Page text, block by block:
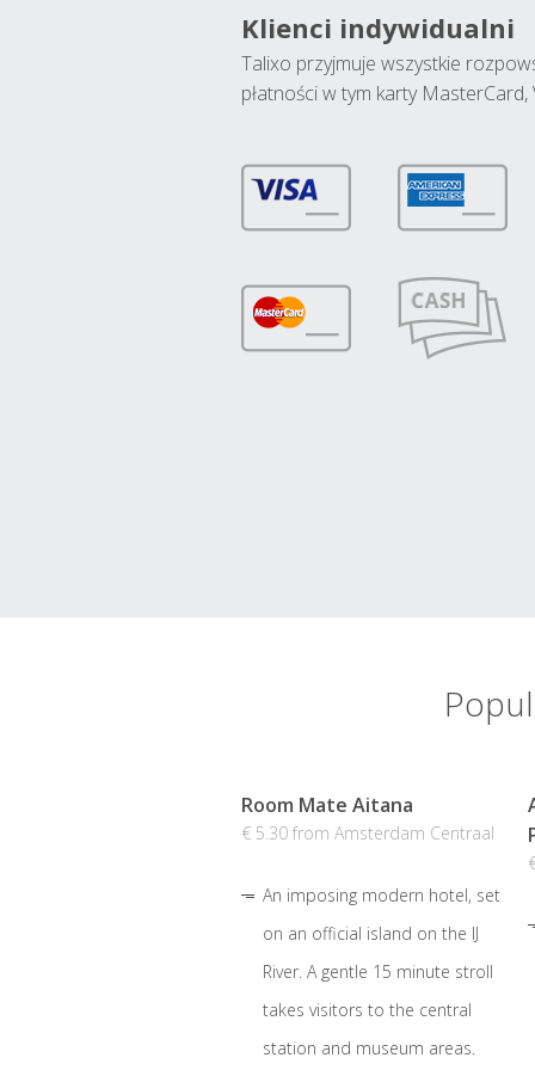
Klienci indywidualni
Talixo przyjmuje wszystkie
płatności w tym karty
Room Mate Aitana
€ 5.30 from Amsterdam Centraal
An imposing modern hotel, set
on an official island on the IJ
River. A gentle 15 minute stroll
takes visitors to the central
station and museum areas.